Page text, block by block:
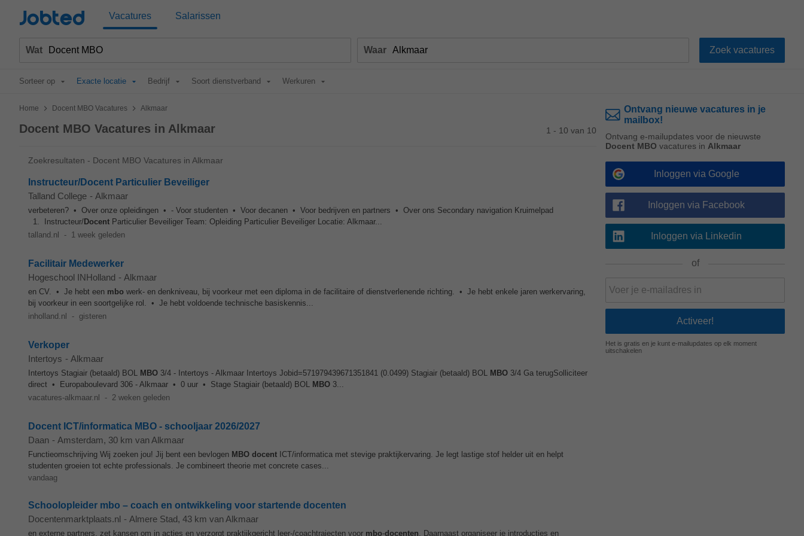
Jobted Vacatures Salarissen
Wat Waar
Sorteer op Exacte locatie Bedrijf Soort dienstverband Werkuren
Home > Docent MBO Vacatures > Alkmaar
Docent MBO Vacatures in Alkmaar 1 - 10 van 10
Zoekresultaten - Docent MBO Vacatures in Alkmaar
Instructeur/Docent Particulier Beveiliger
Talland College - Alkmaar
verbeteren? • Over onze opleidingen • - Voor studenten • Voor decanen • Voor bedrijven en partners • Over ons Secondary navigation Kruimelpad
1. Instructeur/ Docent Particulier Beveiliger Team: Opleiding Particulier Beveiliger Locatie: Alkmaar...
talland.nl
- 1 week geleden
Facilitair Medewerker
Hogeschool INHolland - Alkmaar
en CV. • Je hebt een mbo werk- en denkniveau, bij voorkeur met een diploma in de facilitaire of dienstverlenende richting. • Je hebt enkele jaren werkervaring,
bij voorkeur in een soortgelijke rol. • Je hebt voldoende technische basiskennis...
inholland.nl
- gisteren
Verkoper
Intertoys - Alkmaar
Intertoys Stagiair (betaald) BOL MBO 3/4 - Intertoys - Alkmaar Intertoys Jobid=571979439671351841 (0.0499) Stagiair (betaald) BOL MBO 3/4 Ga terugSolliciteer
direct • Europaboulevard 306 - Alkmaar • 0 uur • Stage Stagiair (betaald) BOL MBO 3...
vacatures-alkmaar.nl
- 2 weken geleden
Docent ICT/informatica MBO - schooljaar 2026/2027
Daan - Amsterdam, 30 km van Alkmaar
Functieomschrijving Wij zoeken jou! Jij bent een bevlogen MBO docent ICT/informatica met stevige praktijkervaring. Je legt lastige stof helder uit en helpt
studenten groeien tot echte professionals. Je combineert theorie met concrete cases...
vandaag
Schoolopleider mbo – coach en ontwikkeling voor startende docenten
Docentenmarktplaats.nl - Almere Stad, 43 km van Alkmaar
en externe partners, zet kansen om in acties en verzorgt praktijkgericht leer-/coachtrajecten voor mbo-docenten. Daarnaast organiseer je introducties en
Ontvang nieuwe vacatures in je
mailbox!
Ontvang e-mailupdates voor de nieuwste
Docent MBO vacatures in Alkmaar
Inloggen via Google
Inloggen via Facebook
Inloggen via Linkedin
of
Het is gratis en je kunt e-mailupdates op elk moment
uitschakelen